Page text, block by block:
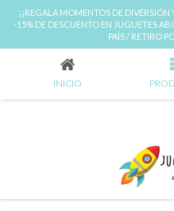
¡¡REGALA MOMENTOS DE
-15% DE DESCUENTO EN JUGUETES
PAÍS / RETIRO
LIBROS ALBUM
INICIO